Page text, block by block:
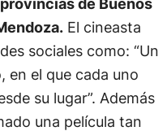
El cineasta
sociales como: “Un
en el que cada uno
su lugar”. Además
una película tan